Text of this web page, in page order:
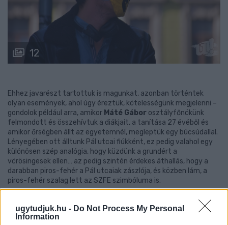
ugytudjuk.hu - Do Not Process My Personal
Information
12
Ehhez javarészt tartottuk is magunkat, azonban történtek
olyan események, ahol úgy éreztük, kötelességünk megjelenni –
gondolok például arra, amikor Máté Gábor osztályfőnökünk
felmondott és összehívtuk a diákjait, a tanítása 27 évéből és
amikor őrségben állt az egyetemnél, megleptük egy búcsúdallal.
Lényegében ott álltunk Pál utcai fiúkként, ez pedig valahol egy
különösen szép analógia, hogy küzdünk a grundért a
vörösingesek ellen… az pedig szintén érdekes áthallás, hogy a
darabban piros-fehér a Pál utcaiak zászlója, és közben lám, a
piros-fehér szalag lett az SZFE szimbóluma is.
amikor értesültem az egyetem ellen elkövetett újabb és újabb
galádságokról, illetve arról a hatalmas gyűlölethullámról, ami